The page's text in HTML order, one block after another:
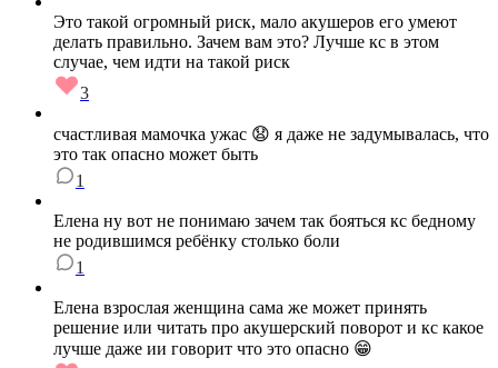
Это такой огромный риск, мало акушеров его умеют
делать правильно. Зачем вам это? Лучше кс в этом
случае, чем идти на такой риск
3
счастливая мамочка ужас 😧 я даже не задумывалась, что
это так опасно может быть
1
Елена ну вот не понимаю зачем так бояться кс бедному
не родившимся ребёнку столько боли
1
Елена взрослая женщина сама же может принять
решение или читать про акушерский поворот и кс какое
лучше даже ии говорит что это опасно 😁